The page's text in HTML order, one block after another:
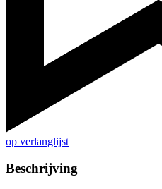
op verlanglijst
Beschrijving